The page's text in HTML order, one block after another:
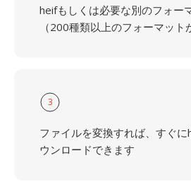
heifもしくは必要な別のフォー
（200種類以上のフォーマット
3
ファイルを変換すれば、すぐ
ウンロードできます